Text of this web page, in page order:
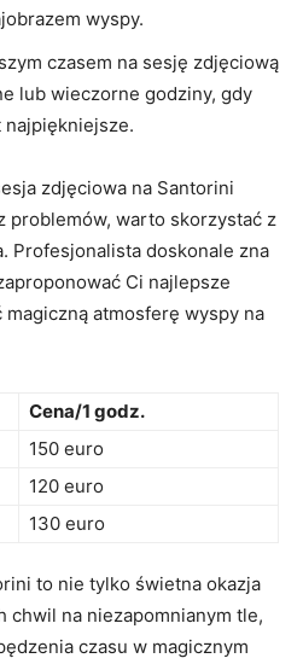
wyspy.
czasem na sesję zdjęciową
lub wieczorne godziny, gdy
najpiękniejsze.
zdjęciowa na Santorini
⁤problemów, warto⁢ skorzystać z
Profesjonalista doskonale zna
Ci najlepsze
atmosferę wyspy na
Cena/1 godz.
150 euro
120 euro
130 euro
to ‌nie⁣ tylko świetna okazja
‍chwil na ‌niezapomnianym tle,
czasu w ⁢magicznym